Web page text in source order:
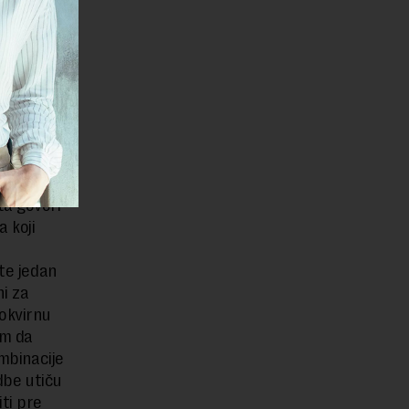
gradske i
govori
koji
jedan
za
da
utiču
pre